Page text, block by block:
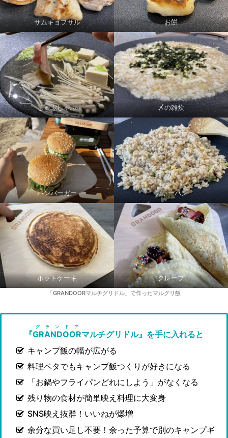
サムギョプサル お餅
しゃぶしゃぶ 〆の雑炊
ハンバーガー チャーハン
ホットケーキ クレープ
「GRANDOORマルチグリドル」で作ったマルグリ飯
『GRANDOOR
グランドア
マルチグリドル』を手に入れると
キャンプ飯の幅が広がる
料理ベタでもキャンプ飯つくりが好きになる
「お鍋やフライパンどれにしよう」がなくなる
残り物の食材が簡単映え料理に大変身
SNS映え抜群！いいねが爆増
余分な買い足し不要！余った予算で別のキャンプギ